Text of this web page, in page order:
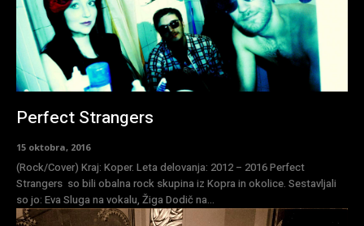
Perfect Strangers
15 oktobra, 2016
(Rock/Cover) Kraj: Koper. Leta delovanja: 2012 – 2016 Perfect
Strangers so bili obalna rock skupina iz Kopra in okolice. Sestavljali
so jo: Eva Sluga na vokalu, Žiga Dodič na...